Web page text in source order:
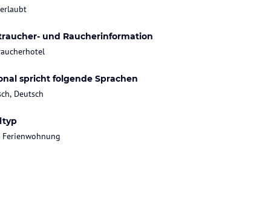
und Raucherinformation
spricht folgende Sprachen
Deutsch
Ferienwohnung